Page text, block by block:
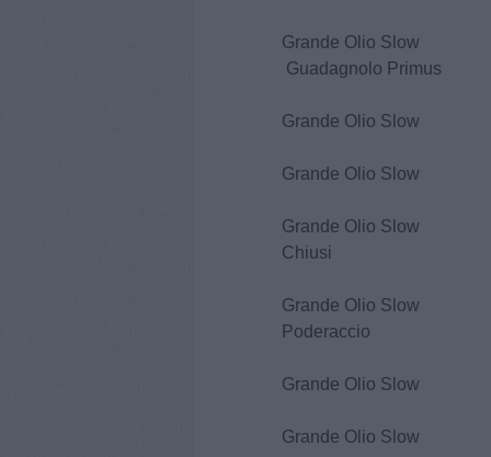
Grande
Guadagnolo Primus
Grande Olio
Grande Olio
Grande Olio
Chiusi
Grande Olio
Poderaccio
Grande Olio
Grande Olio